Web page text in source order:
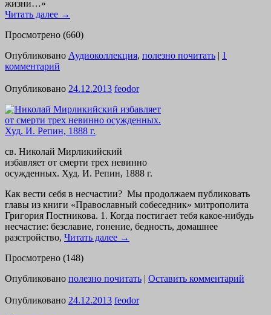
жизни…»
Читать далее →
Просмотрено (660)
Опубликовано Аудиоколлекция, полезно почитать | 1
комментарий
Опубликовано 24.12.2013 feodor
св. Николай Мирликийский
избавляет от смерти трех невинно
осужденных. Худ. И. Репин, 1888 г.
Как вести себя в несчастии? Мы продолжаем публиковать
главы из книги «Православный собеседник» митрополита
Григория Постникова. 1. Когда постигает тебя какое-нибудь
несчастие: безславие, гонение, бедность, домашнее
разстройство, Читать далее →
Просмотрено (148)
Опубликовано полезно почитать | Оставить комментарий
Опубликовано 24.12.2013 feodor